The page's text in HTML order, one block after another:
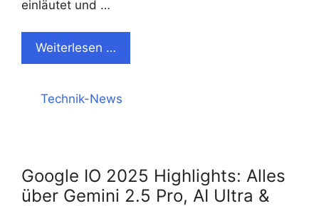
einläutet und …
Weiterlesen …
Kategorien
Technik-News
Google IO 2025 Highlights: Alles
über Gemini 2.5 Pro, AI Ultra &